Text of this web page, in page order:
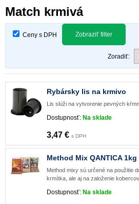
Match krmivá
Ceny s DPH Zobraziť filter
Zoradiť:
Rybársky lis na krmivo
Lis slúži na vytvorenie pevných
Dostupnosť: Na sklade
3,47 € s DPH
Method Mix QANTICA 1kg
Method mixy sú určené na použitie
krmítka, ale aj na založenie
Dostupnosť: Na sklade